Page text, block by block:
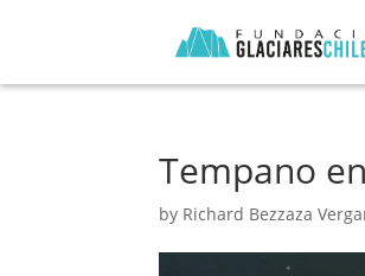
Tempano
by Richard Bezzaza